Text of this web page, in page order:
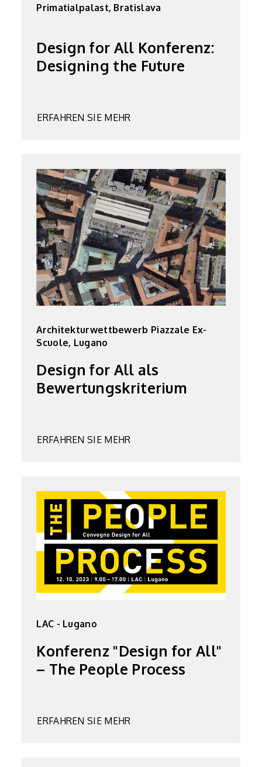
Primatialpalast, Bratislava
Design for All Konferenz:
Designing the Future
ERFAHREN SIE MEHR
Architekturwettbewerb Piazzale Ex-
Scuole, Lugano
Design for All als
Bewertungskriterium
ERFAHREN SIE MEHR
LAC - Lugano
Konferenz "Design for All"
– The People Process
ERFAHREN SIE MEHR